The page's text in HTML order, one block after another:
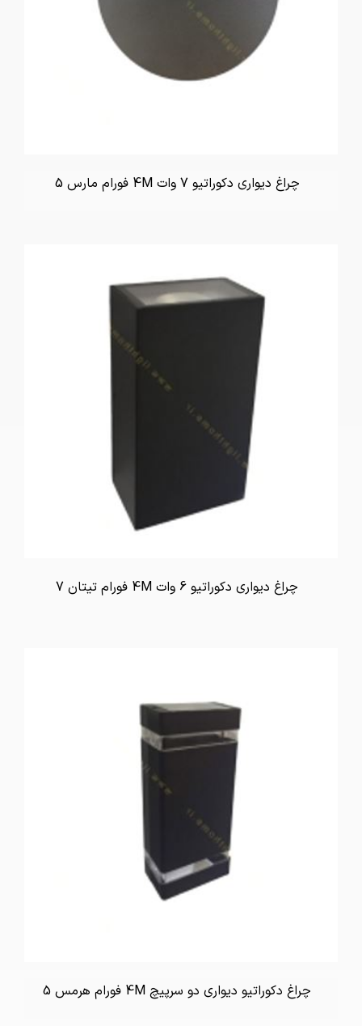
چراغ دیواری دکوراتیو 7 وات 4M فورام مارس 5
چراغ دیواری دکوراتیو 6 وات 4M فورام تیتان 7
چراغ دکوراتیو دیواری دو سرپیچ 4M فورام هرمس 5